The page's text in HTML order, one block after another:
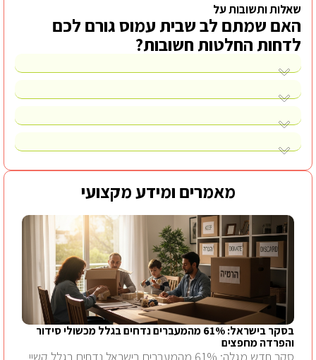
שאלות ותשובות על
האם שמתם לב שבית עמוס גורם לכם
לדחות החלטות חשובות?
מאמרים ומידע מקצועי
בסקר בישראל: 61% מהמעברים נדחים בגלל מכשולי סידור
והפרדה מחפצים